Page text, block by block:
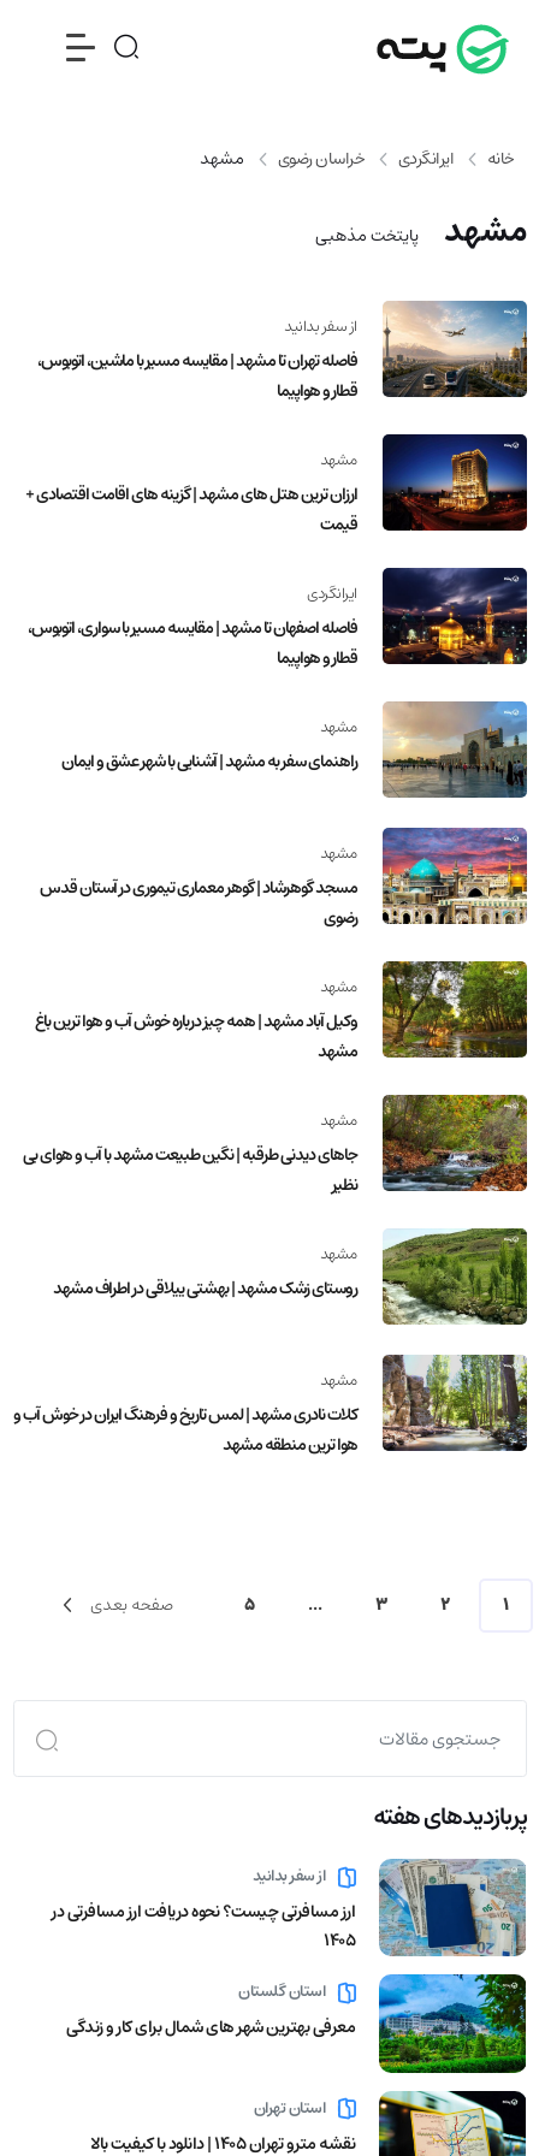
خانه ایرانگردی خراسان رضوی مشهد
مشهد پایتخت مذهبی
از سفر بدانید
فاصله تهران تا مشهد | مقایسه مسیر با ماشین، اتوبوس،
قطار و هواپیما
مشهد
ارزان ترین هتل های مشهد | گزینه های اقامت اقتصادی +
قیمت
ایرانگردی
فاصله اصفهان تا مشهد | مقایسه مسیر با سواری، اتوبوس،
قطار و هواپیما
مشهد
راهنمای سفر به مشهد | آشنایی با شهر عشق و ایمان
مشهد
مسجد گوهرشاد | گوهر معماری تیموری در آستان قدس
رضوی
مشهد
وکیل آباد مشهد | همه چیز درباره خوش آب و هوا ترین باغ
مشهد
مشهد
جاهای دیدنی طرقبه | نگین طبیعت مشهد با آب و هوای بی
نظیر
مشهد
روستای زشک مشهد | بهشتی ییلاقی در اطراف مشهد
مشهد
کلات نادری مشهد | لمس تاریخ و فرهنگ ایران در خوش آب و
هوا ترین منطقه مشهد
1
2
3
...
5 صفحه بعدی
پربازدید‌های هفته
از سفر بدانید
ارز مسافرتی چیست؟ نحوه دریافت ارز مسافرتی در
1405
استان گلستان
معرفی بهترین شهر های شمال برای کار و زندگی
استان تهران
نقشه مترو تهران ۱۴۰۵ | دانلود با کیفیت بالا